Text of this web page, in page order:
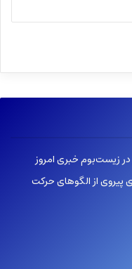
زیست‌بوم خبری امروز
پیروی از الگوهای حرکت